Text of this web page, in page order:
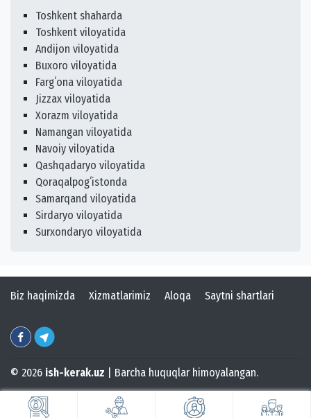
Toshkent shaharda
Toshkent viloyatida
Andijon viloyatida
Buxoro viloyatida
Fargʻona viloyatida
Jizzax viloyatida
Xorazm viloyatida
Namangan viloyatida
Navoiy viloyatida
Qashqadaryo viloyatida
Qoraqalpogʻistonda
Samarqand viloyatida
Sirdaryo viloyatida
Surxondaryo viloyatida
Biz haqimizda Xizmatlarimiz Aloqa Saytni shartlari
© 2026 ish-kerak.uz | Barcha huquqlar himoyalangan.